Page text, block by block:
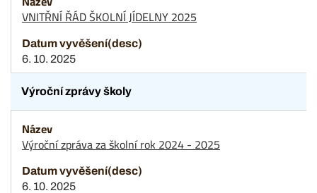
VNITŘNÍ ŘÁD ŠKOLNÍ JÍDELNY 2025
6. 10. 2025
Výroční zprávy školy
Výroční zpráva za školní rok 2024 - 2025
6. 10. 2025